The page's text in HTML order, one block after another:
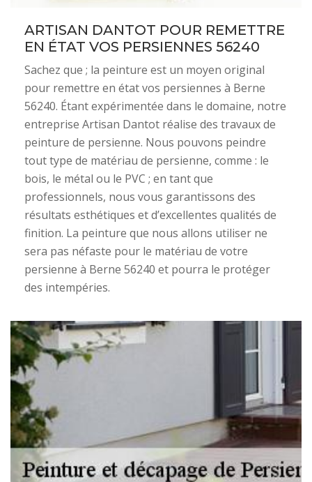
ARTISAN DANTOT POUR REMETTRE
EN ÉTAT VOS PERSIENNES 56240
Sachez que ; la peinture est un moyen original
pour remettre en état vos persiennes à Berne
56240. Étant expérimentée dans le domaine, notre
entreprise Artisan Dantot réalise des travaux de
peinture de persienne. Nous pouvons peindre
tout type de matériau de persienne, comme : le
bois, le métal ou le PVC ; en tant que
professionnels, nous vous garantissons des
résultats esthétiques et d’excellentes qualités de
finition. La peinture que nous allons utiliser ne
sera pas néfaste pour le matériau de votre
persienne à Berne 56240 et pourra le protéger
des intempéries.